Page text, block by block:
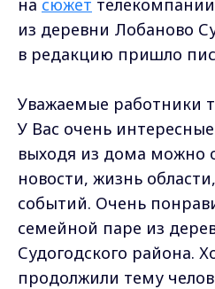
из деревни Лобаново
в редакцию пришло
Уважаемые работники
У Вас очень
выходя из дома можно
новости, жизнь
событий. Очень
семейной паре из
Судогодского района.
продолжили тему